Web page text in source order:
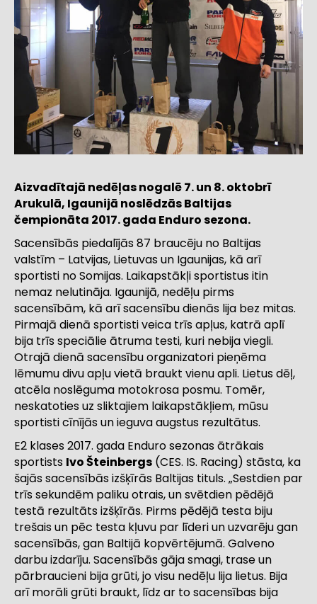
Aizvadītajā nedēļas nogalē 7. un 8. oktobrī
Arukulā, Igaunijā noslēdzās Baltijas
čempionāta 2017. gada Enduro sezona.
Sacensībās piedalījās 87 braucēju no Baltijas
valstīm – Latvijas, Lietuvas un Igaunijas, kā arī
sportisti no Somijas. Laikapstākļi sportistus itin
nemaz nelutināja. Igaunijā, nedēļu pirms
sacensībām, kā arī sacensību dienās lija bez mitas.
Pirmajā dienā sportisti veica trīs apļus, katrā aplī
bija trīs speciālie ātruma testi, kuri nebija viegli.
Otrajā dienā sacensību organizatori pieņēma
lēmumu divu apļu vietā braukt vienu apli. Lietus dēļ,
atcēla noslēguma motokrosa posmu. Tomēr,
neskatoties uz sliktajiem laikapstākļiem, mūsu
sportisti cīnījās un ieguva augstus rezultātus.
E2 klases 2017. gada Enduro sezonas ātrākais
sportists Ivo Šteinbergs (CES. IS. Racing) stāsta, ka
šajās sacensībās izšķīrās Baltijas tituls. „Sestdien par
trīs sekundēm paliku otrais, un svētdien pēdējā
testā rezultāts izšķīrās. Pirms pēdējā testa biju
trešais un pēc testa kļuvu par līderi un uzvarēju gan
sacensībās, gan Baltijā kopvērtējumā. Galveno
darbu izdarīju. Sacensībās gāja smagi, trase un
pārbraucieni bija grūti, jo visu nedēļu lija lietus. Bija
arī morāli grūti braukt, līdz ar to sacensības bija